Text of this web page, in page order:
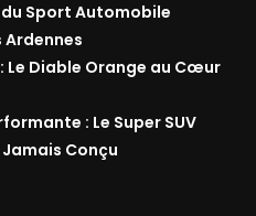
du Sport Automobile
Le Diable Orange au Cœur
: Le Super SUV
Conçu